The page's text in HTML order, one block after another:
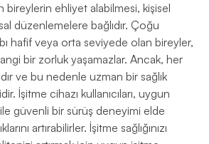
bireylerin ehliyet alabilmesi, kişisel
düzenlemelere bağlıdır. Çoğu
hafif veya orta seviyede olan bireyler,
bir zorluk yaşamazlar. Ancak, her
ve bu nedenle uzman bir sağlık
İşitme cihazı kullanıcıları, uygun
ile güvenli bir sürüş deneyimi elde
artırabilirler. İşitme sağlığınızı